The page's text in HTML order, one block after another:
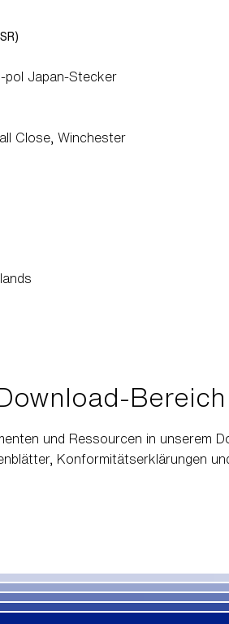
pol Japan-Stecker
Close, Winchester
Bereich
und Ressourcen in unserem
Konformitätserklärungen